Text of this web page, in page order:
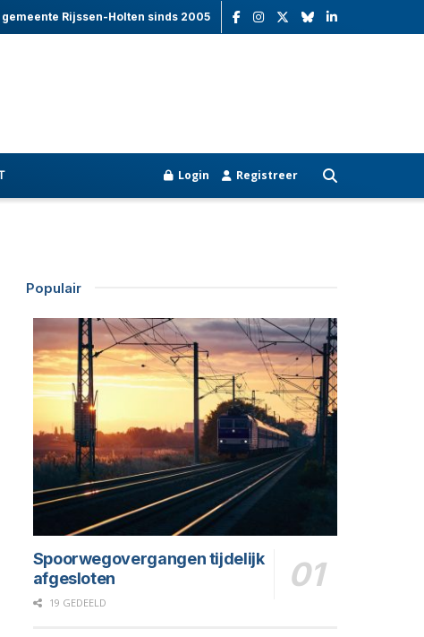
Rijssen-Holten sinds 2005
Login Registreer
Populair
Spoorwegovergangen tijdelijk
afgesloten
19 GEDEELD